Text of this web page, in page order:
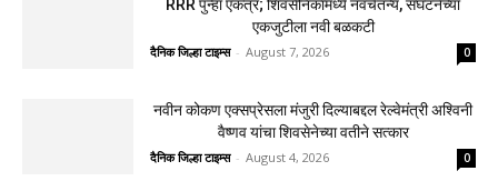
RRR पुन्हा एकत्र; शिवसैनिकांमध्ये नवचैतन्य, संघटनेच्या
एकजुटीला नवी बळकटी
दैनिक जिल्हा टाइम्स - August 7, 2026 0
नवीन कोकण एक्सप्रेसला मंजुरी दिल्याबद्दल रेल्वेमंत्री अश्विनी
वैष्णव यांचा शिवसेनेच्या वतीने सत्कार
दैनिक जिल्हा टाइम्स - August 4, 2026 0